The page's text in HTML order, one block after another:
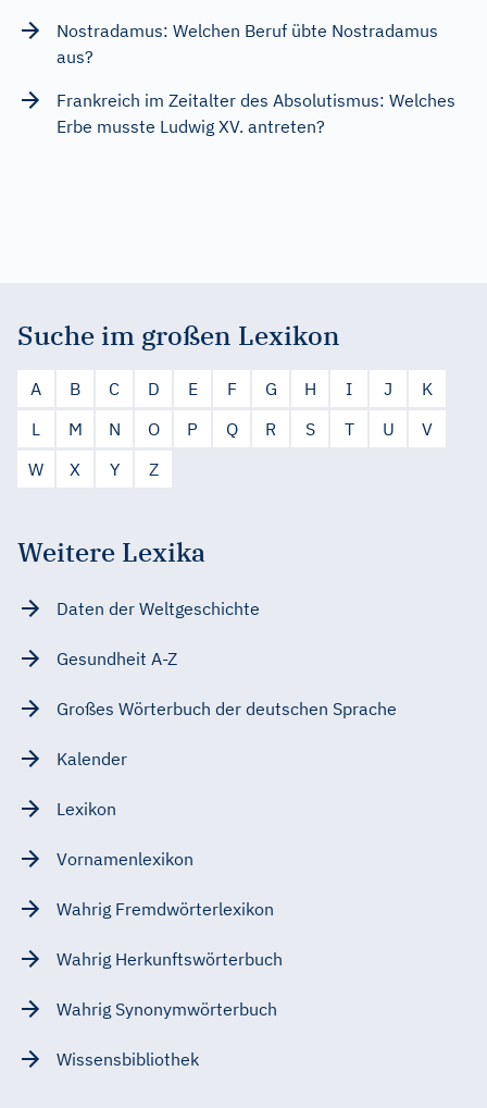
Nostradamus: Welchen Beruf übte Nostradamus
aus?
Frankreich im Zeitalter des Absolutismus: Welches
Erbe musste Ludwig XV. antreten?
Suche im großen Lexikon
A B C D E F G H I J
K
L
M N O P Q R S T U
V
W
X Y Z
Weitere Lexika
Daten der Weltgeschichte
Gesundheit A-Z
Großes Wörterbuch der deutschen Sprache
Kalender
Lexikon
Vornamenlexikon
Wahrig Fremdwörterlexikon
Wahrig Herkunftswörterbuch
Wahrig Synonymwörterbuch
Wissensbibliothek